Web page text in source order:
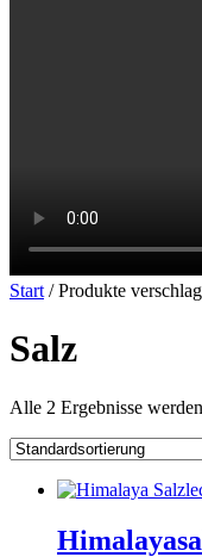
Start / Produkte
Salz
Alle 2 Ergebnisse